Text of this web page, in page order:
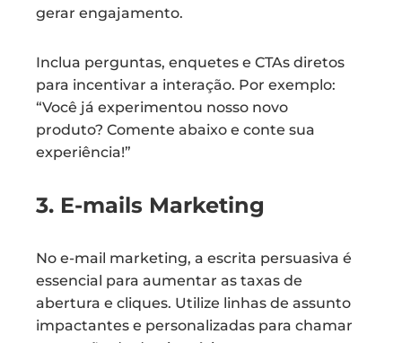
gerar engajamento.
Inclua perguntas, enquetes e CTAs diretos
para incentivar a interação. Por exemplo:
“Você já experimentou nosso novo
produto? Comente abaixo e conte sua
experiência!”
3. E-mails Marketing
No e-mail marketing, a escrita persuasiva é
essencial para aumentar as taxas de
abertura e cliques. Utilize linhas de assunto
impactantes e personalizadas para chamar